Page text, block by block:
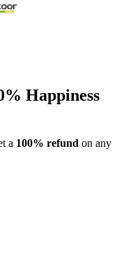
Happiness
a 100% refund on any